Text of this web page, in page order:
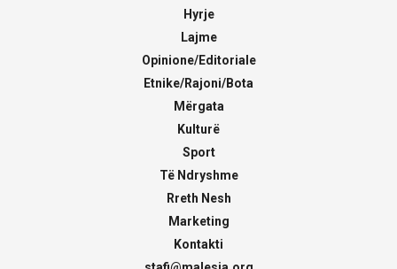
Hyrje
Lajme
Opinione/Editoriale
Etnike/Rajoni/Bota
Mërgata
Kulturë
Sport
Të Ndryshme
Rreth Nesh
Marketing
Kontakti